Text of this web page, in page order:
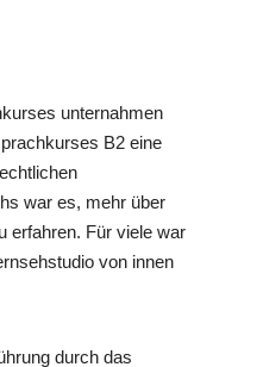
unternahmen
B2 eine
war es, mehr über
erfahren. Für viele war
von innen
durch das